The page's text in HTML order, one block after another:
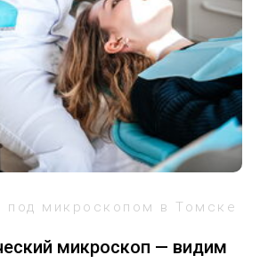
под микроскопом в Томске
микроскоп — видим